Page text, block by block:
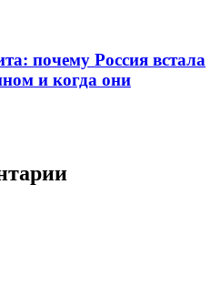
почему Россия встала
и когда они